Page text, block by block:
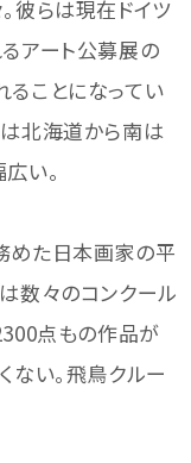
彼らは現在ドイツ
アート公募展の
ことになってい
北海道から南は
い。
めた日本画家の平
数々のコンクール
点もの作品が
ない。飛鳥クルー